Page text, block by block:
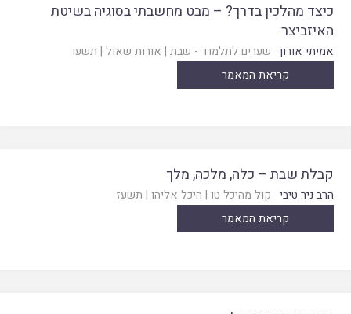
כיצד מהלכין בדרך? – מבט מחשבתי בסוגיה בשיטת
האיזביצר
אמיתי אורון שערים לתלמוד - שבת | אורות שאול | תשעו
קריאת המאמר
קבלת שבת – כלה, מלכה, מלך
הרב ניר טיבי קול מהיכל טו | היכל אליהו | תשעז
קריאת המאמר